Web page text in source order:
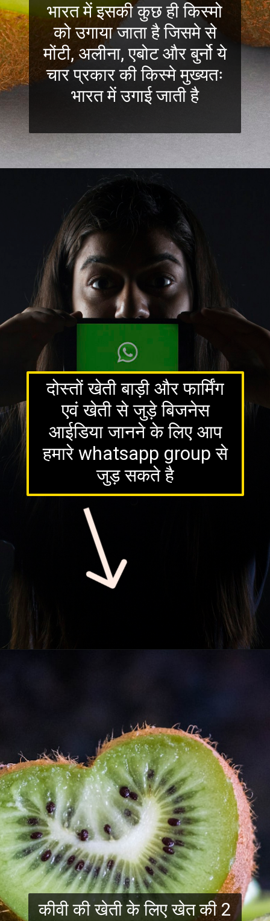
भारत में इसकी कुछ ही किस्मो
को उगाया जाता है जिसमे से
मोंटी, अलीना, एबोट और बुर्नो ये
चार प्रकार की किस्मे मुख्यतः
भारत में उगाई जाती है
दोस्तों खेती बाड़ी और फार्मिंग
एवं खेती से जुड़े बिजनेस
आईडिया जानने के लिए आप
हमारे whatsapp group से
जुड़ सकते है
कीवी की खेती के लिए खेत की 2